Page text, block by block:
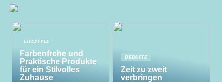
LIFESTYLE
Farbenfrohe und
Praktische Produkte
für ein Stilvolles
Zuhause
DEBATTE
Zeit zu zweit
verbringen